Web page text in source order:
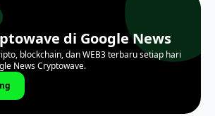
di Google News
blockchain, dan WEB3 terbaru setiap hari
News Cryptowave.